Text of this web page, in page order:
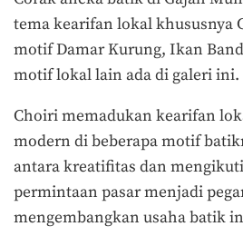
tema kearifan lokal khususnya
motif Damar Kurung, Ikan
motif lokal lain ada di galeri ini.
Choiri memadukan kearifan
modern di beberapa motif
antara kreatifitas dan
permintaan pasar menjadi
mengembangkan usaha batik